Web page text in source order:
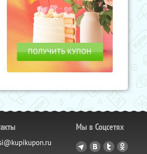
Мы в Соцсетях